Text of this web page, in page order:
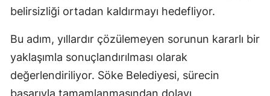
belirsizliği ortadan kaldırmayı hedefliyor.
Bu adım, yıllardır çözülemeyen sorunun kararlı bir
yaklaşımla sonuçlandırılması olarak
değerlendiriliyor. Söke Belediyesi, sürecin
başarıyla tamamlanmasından dolayı